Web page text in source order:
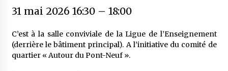
31 mai 2026 16:30– 18:00
C’est à la salle conviviale de la Ligue de l’Enseignement
(derrière le bâtiment principal). A l’initiative du comité de
quartier « Autour du Pont-Neuf ».